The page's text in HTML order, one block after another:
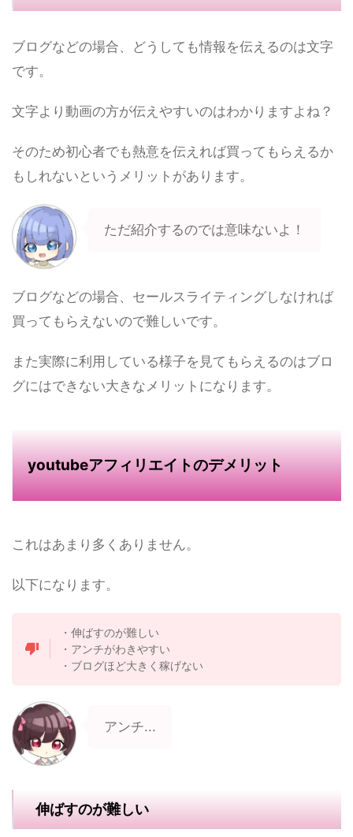
ブログなどの場合、どうしても情報を伝えるのは文字
です。
文字より動画の方が伝えやすいのはわかりますよね？
そのため初心者でも熱意を伝えれば買ってもらえるか
もしれないというメリットがあります。
ただ紹介するのでは意味ないよ！
ブログなどの場合、セールスライティングしなければ
買ってもらえないので難しいです。
また実際に利用している様子を見てもらえるのはブロ
グにはできない大きなメリットになります。
youtubeアフィリエイトのデメリット
これはあまり多くありません。
以下になります。
・伸ばすのが難しい
・アンチがわきやすい
・ブログほど大きく稼げない
アンチ...
伸ばすのが難しい